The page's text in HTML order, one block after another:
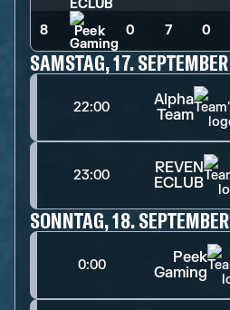
8 0 7 0
SAMSTAG, 17. SEPTEMBER
22:00
Alpha
Team
23:00
REVEN
ECLUB
SONNTAG, 18. SEPTEMBER
0:00
Peek
Gaming